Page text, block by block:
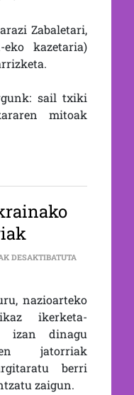
Zabaletari,
kazetaria)
sail txiki
mitoak
DESAKTIBATUTA
JATORRIAK SARRERAN
nazioarteko
ikerketa-
izan dinagu
jatorriak
berri
zaigun.